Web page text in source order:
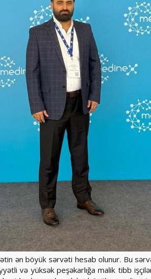
ən böyük sərvəti hesab olunur. Bu
və yüksək peşəkarlığa malik tibb